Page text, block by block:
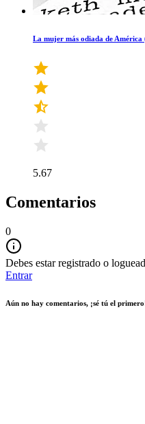
La mujer más odiada de América
5.67
Comentarios
0
Debes estar registrado o
Entrar
Aún no hay comentarios, ¡sé tú el